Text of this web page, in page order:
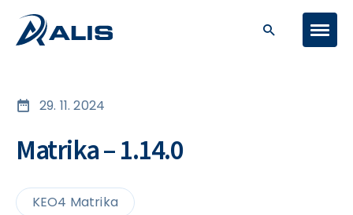
29. 11. 2024
Matrika – 1.14.0
KEO4 Matrika